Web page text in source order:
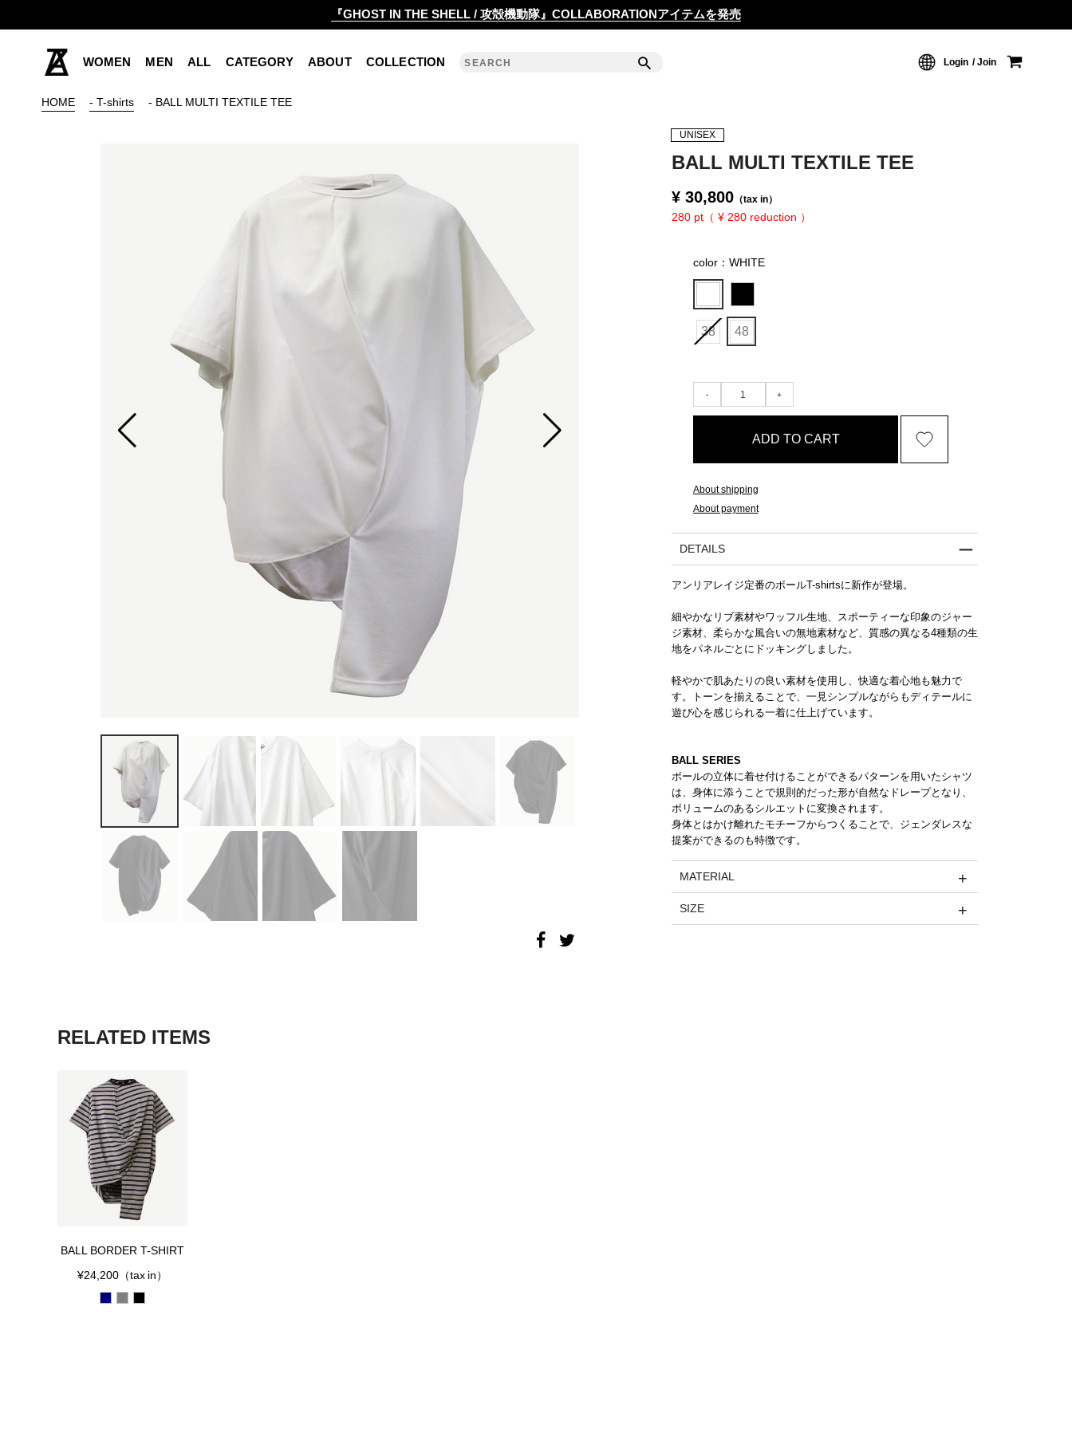
『GHOST IN THE SHELL / 攻殻機動隊』COLLABORATIONアイテムを発売
WOMEN MEN ALL CATEGORY ABOUT COLLECTION Login Join
2020 S/S COLLECTION 'ANGLE'
2018 S/S COLLECTION 'POWER'
2017 A/W COLLECTION 'ROLL'
2017 S/S COLLECTION 'SILENCE'
2016 A/W COLLECTION 'NOISE'
2016 S/S COLLECTION 'REFLECT'
2015 A/W COLLECTION 'LIGHT'
2015 S/S COLLECTION 'SHADOW'
2014 A/W COLLECTION 'SEASON'
2014 S/S COLLECTION 'SIZE'
2013 A/W COLLECTION 'COLOR'
2013 S/S COLLECTION 'BONE'
2012 A/W COLLECTION 'TIME'
2010 A/W COLLECTION 'WIDESHORTSLIMLONG'
2010 S/S COLLECTION 'SILHOUETTE'
2008 S/S COLLECTION 'NO MORE'
HOME - T-shirts - BALL MULTI TEXTILE TEE
RELATED ITEMS
BALL BORDER T-SHIRT
¥24,200（tax in）
UNISEX
BALL MULTI TEXTILE TEE
¥ 30,800（tax in）
280 pt（ ¥ 280 reduction ）
color：WHITE
38 48
ADD TO CART
About shipping
About payment
DETAILS
アンリアレイジ定番のボールT-shirtsに新作が登場。
細やかなリブ素材やワッフル生地、スポーティーな印象のジャー
ジ素材、柔らかな風合いの無地素材など、質感の異なる4種類の生
地をパネルごとにドッキングしました。
軽やかで肌あたりの良い素材を使用し、快適な着心地も魅力で
す。トーンを揃えることで、一見シンプルながらもディテールに
遊び心を感じられる一着に仕上げています。
BALL SERIES
ボールの立体に着せ付けることができるパターンを用いたシャツ
は、身体に添うことで規則的だった形が自然なドレープとなり、
ボリュームのあるシルエットに変換されます。
身体とはかけ離れたモチーフからつくることで、ジェンダレスな
提案ができるのも特徴です。
MATERIAL
SIZE